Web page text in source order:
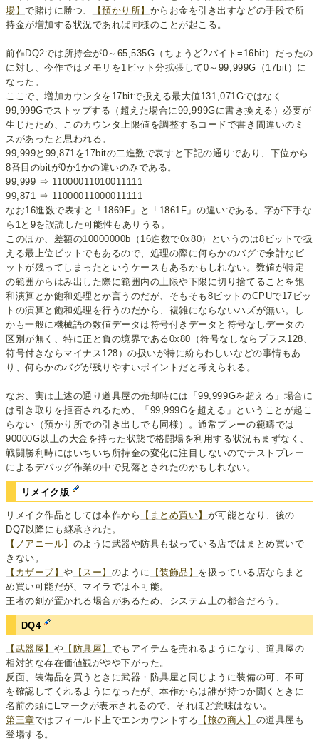
場】で賭けに勝つ、 【預かり所】 からお金を引き出すなどの手段で所
持金が増加する状況であれば同様のことが起こる。
前作DQ2では所持金が0～65,535G（ちょうど2バイト=16bit）だったの
に対し、今作ではメモリを1ビット分拡張して0～99,999G（17bit）に
なった。
ここで、増加カウンタを17bitで扱える最大値131,071Gではなく
99,999Gでストップする（超えた場合に99,999Gに書き換える）必要が
生じたため、このカウンタ上限値を調整するコードで書き間違いのミ
スがあったと思われる。
99,999と99,871を17bitの二進数で表すと下記の通りであり、下位から
8番目のbitが0か1かの違いのみである。
99,999 ⇒ 11000011010011111
99,871 ⇒ 11000011000011111
なお16進数で表すと「1869F」と「1861F」の違いである。字が下手な
ら1と9を誤読した可能性もありうる。
このほか、差額の10000000b（16進数で0x80）というのは8ビットで扱
える最上位ビットでもあるので、処理の際に何らかのバグで余計なビ
ットが残ってしまったというケースもあるかもしれない。数値が特定
の範囲からはみ出した際に範囲内の上限や下限に切り捨てることを飽
和演算とか飽和処理とか言うのだが、そもそも8ビットのCPUで17ビッ
トの演算と飽和処理を行うのだから、複雑にならないハズが無い。し
かも一般に機械語の数値データは符号付きデータと符号なしデータの
区別が無く、特に正と負の境界である0x80（符号なしならプラス128、
符号付きならマイナス128）の扱いが特に紛らわしいなどの事情もあ
り、何らかのバグが残りやすいポイントだと考えられる。
なお、実は上述の通り道具屋の売却時には「99,999Gを超える」場合に
は引き取りを拒否されるため、「99,999Gを超える」ということが起こ
らない（預かり所での引き出しでも同様）。通常プレーの範疇では
90000G以上の大金を持った状態で格闘場を利用する状況もまずなく、
戦闘勝利時にはいちいち所持金の変化に注目しないのでテストプレー
によるデバッグ作業の中で見落とされたのかもしれない。
リメイク版
リメイク作品としては本作から 【まとめ買い】 が可能となり、後の
DQ7以降にも継承された。
【ノアニール】 のように武器や防具も扱っている店ではまとめ買いで
きない。
【カザーブ】や 【スー】 のように 【装飾品】 を扱っている店ならまと
め買い可能だが、マイラでは不可能。
王者の剣が置かれる場合があるため、システム上の都合だろう。
DQ4
【武器屋】 や 【防具屋】 でもアイテムを売れるようになり、道具屋の
相対的な存在価値観がやや下がった。
反面、装備品を買うときに武器・防具屋と同じように装備の可、不可
を確認してくれるようになったが、本作からは誰が持つか聞くときに
名前の頭にEマークが表示されるので、それほど意味はない。
第三章ではフィールド上でエンカウントする 【旅の商人】 の道具屋も
登場する。